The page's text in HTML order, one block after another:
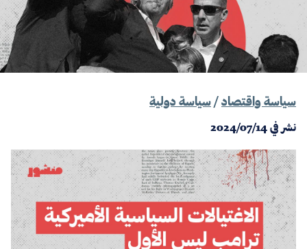
سياسة واقتصاد/ سياسة دولية
نشر في2024/07/14